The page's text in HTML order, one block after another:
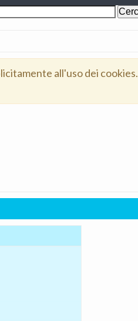
all'uso dei cookies.